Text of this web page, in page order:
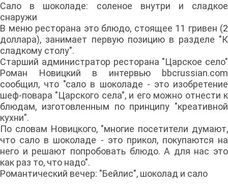
Сало в шоколаде: соленое внутри и сладкое
снаружи
В меню ресторана это блюдо, стоящее 11 гривен (2
доллара), занимает первую позицию в разделе "К
сладкому столу".
Старший администратор ресторана "Царское село"
Роман Новицкий в интервью bbcrussian.com
сообщил, что "сало в шоколаде - это изобретение
шеф-повара "Царского села", и его можно отнести к
блюдам, изготовленным по принципу "креативной
кухни".
По словам Новицкого, "многие посетители думают,
что сало в шоколаде - это прикол, покупаются на
него и решают попробовать блюдо. А для нас это
как раз то, что надо".
Романтический вечер: "Бейлис", шоколад и сало